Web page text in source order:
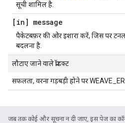
सूची शामिल है.
[in] message
पैकेटबफ़र की ओर इशारा करें, जिस पर टनल
बदलना है.
लौटाए जाने वाले प्रॉडक्ट
सफलता, वरना गड़बड़ी होने पर
जब तक कोई और सूचना न दी जाए, इस पेज का